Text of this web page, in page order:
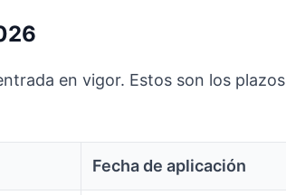
en vigor. Estos son los plazos
Fecha de aplicación